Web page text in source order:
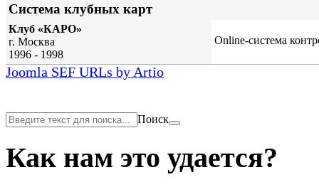
Система клубных карт
Клуб «КАРО»
г. Москва
1996 - 1998
Online-cистема
Joomla SEF URLs by Artio
Поиск
Как нам это удается?